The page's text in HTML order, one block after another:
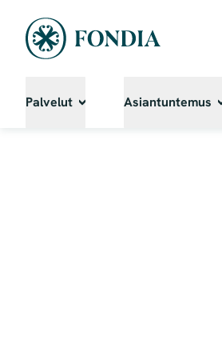
Palvelut Asiantuntemus